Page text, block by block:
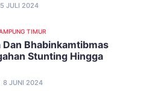
5 JULI 2024
TIMUR
Bhabinkamtibmas
Stunting Hingga
8 JUNI 2024